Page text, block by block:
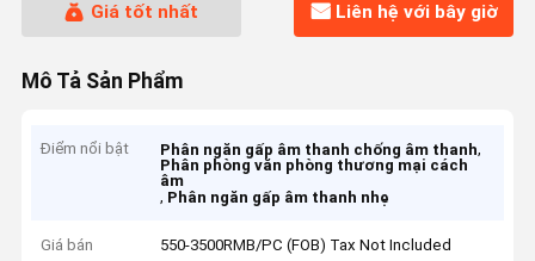
Giá tốt nhất Liên hệ với bây giờ
Mô Tả Sản Phẩm
Điểm nổi bật Phân ngăn gấp âm thanh chống âm thanh,
Phân phòng văn phòng thương mại cách
âm
, Phân ngăn gấp âm thanh nhẹ
Giá bán 550-3500RMB/PC (FOB) Tax Not Included